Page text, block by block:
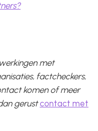
met
factcheckers,
komen of meer
gerustcontact met